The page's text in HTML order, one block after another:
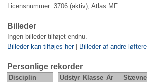
Licensnummer: 3706 (aktiv), Atlas MF
Billeder
Ingen billeder tilføjet endnu.
Billeder kan tilføjes her| Billeder af andre løftere
Personlige rekorder
Disciplin Udstyr Klasse År Stævne